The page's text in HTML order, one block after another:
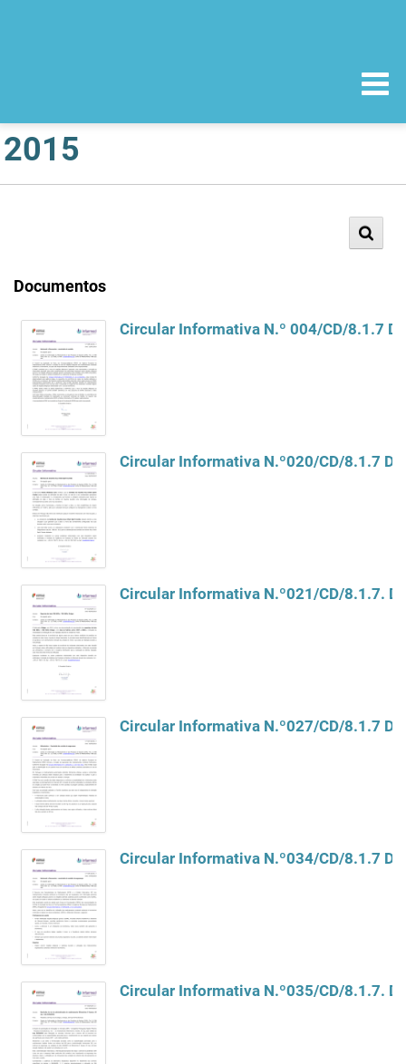
2015
Documentos